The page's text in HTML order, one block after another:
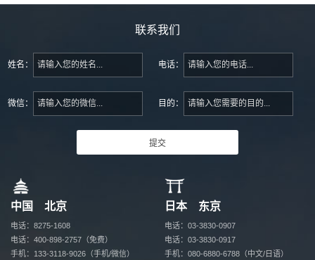
联系我们
姓名： 电话：
微信： 目的：
中国 北京
电话：8275-1608
电话：400-898-2757（免费）
手机：133-3118-9026（手机/微信）
日本 东京
电话：03-3830-0907
电话：03-3830-0917
手机：080-6880-6788（中文/日语）